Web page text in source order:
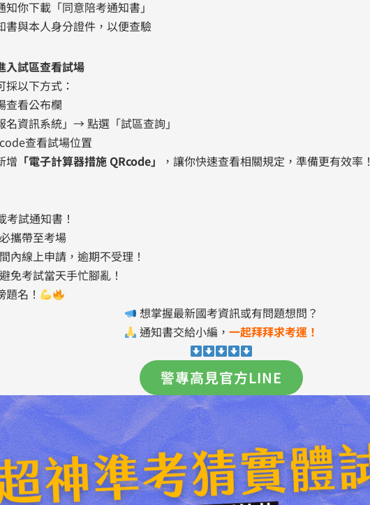
你下載「同意陪考通知書」
書與本人身分證件，以便查驗
入試區查看試場
以下方式：
查看公布欄
名資訊系統」→ 點選「試區查詢」
查看試場位置
增 「電子計算器措施 QRcode」 ，讓你快速查看相關規定，準備更有效率！
試通知書！
攜帶至考場
內線上申請，逾期不受理！
免考試當天手忙腳亂！
名！
想掌握最新國考資訊或有問題想問？
通知書交給小編，一起拜拜求考運！
警專高見官方LINE